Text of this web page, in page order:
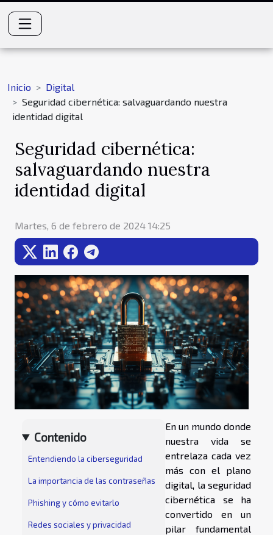
Inicio
Digital
Seguridad cibernética: salvaguardando nuestra
identidad digital
Seguridad cibernética:
salvaguardando nuestra
identidad digital
Martes, 6 de febrero de 2024 14:25
Contenido
Entendiendo la ciberseguridad
La importancia de las contraseñas
Phishing y cómo evitarlo
Redes sociales y privacidad
En un mundo donde
nuestra vida se
entrelaza cada vez
más con el plano
digital, la seguridad
cibernética se ha
convertido en un
pilar fundamental